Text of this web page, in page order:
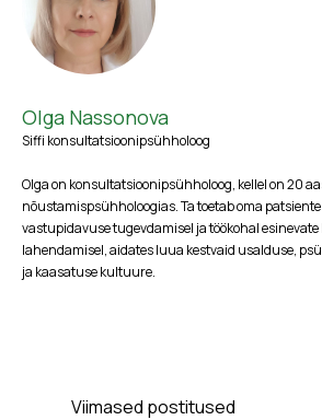
Olga Nassonova
Siffi konsultatsioonipsühholoog
Olga on konsultatsioonipsühholoog, kellel on 20
nõustamispsühholoogias. Ta toetab oma
vastupidavuse tugevdamisel ja töökohal
lahendamisel, aidates luua kestvaid usalduse,
ja kaasatuse kultuure.
Viimased postitused